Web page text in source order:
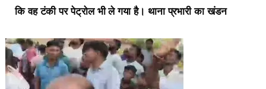
कि वह टंकी पर पेट्रोल भी ले गया है। थाना प्रभारी का खंडन